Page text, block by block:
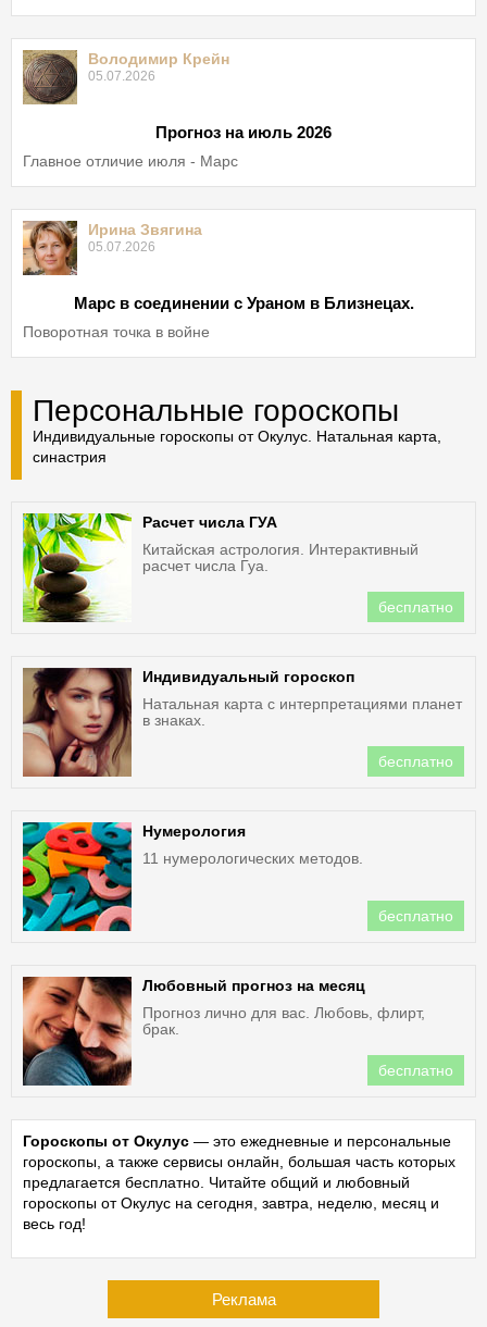
Володимир Крейн
05.07.2026
Прогноз на июль 2026
Главное отличие июля - Марс
Ирина Звягина
05.07.2026
Марс в соединении с Ураном в Близнецах.
Поворотная точка в войне
Персональные гороскопы
Индивидуальные гороскопы от Окулус. Натальная карта,
синастрия
Расчет числа ГУА
Китайская астрология. Интерактивный
расчет числа Гуа.
бесплатно
Индивидуальный гороскоп
Натальная карта с интерпретациями планет
в знаках.
бесплатно
Нумерология
11 нумерологических методов.
бесплатно
Любовный прогноз на месяц
Прогноз лично для вас. Любовь, флирт,
брак.
бесплатно
Гороскопы от Окулус — это ежедневные и персональные
гороскопы, а также сервисы онлайн, большая часть которых
предлагается бесплатно. Читайте общий и любовный
гороскопы от Окулус на сегодня, завтра, неделю, месяц и
весь год!
Реклама